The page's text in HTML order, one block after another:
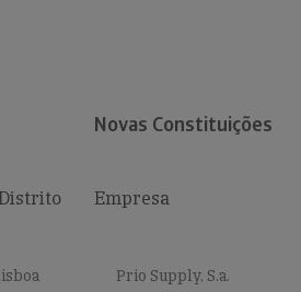
Distrito
Novas Constituições
Empresa
Prio Supply, S.a.